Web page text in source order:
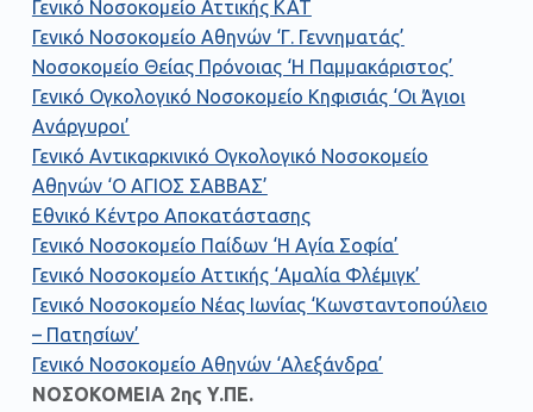
Γενικό Νοσοκομείο Αττικής ΚΑΤ
Γενικό Νοσοκομείο Αθηνών ‘Γ. Γεννηματάς’
Νοσοκομείο Θείας Πρόνοιας ‘Η Παμμακάριστος’
Γενικό Ογκολογικό Νοσοκομείο Κηφισιάς ‘Οι Άγιοι
Ανάργυροι’
Γενικό Αντικαρκινικό Ογκολογικό Νοσοκομείο
Αθηνών ‘Ο ΑΓΙΟΣ ΣΑΒΒΑΣ’
Εθνικό Κέντρο Αποκατάστασης
Γενικό Νοσοκομείο Παίδων ‘Η Αγία Σοφία’
Γενικό Νοσοκομείο Αττικής ‘Αμαλία Φλέμιγκ’
Γενικό Νοσοκομείο Νέας Ιωνίας ‘Κωνσταντοπούλειο
– Πατησίων’
Γενικό Νοσοκομείο Αθηνών ‘Αλεξάνδρα’
ΝΟΣΟΚΟΜΕΙΑ 2ης Υ.ΠΕ.